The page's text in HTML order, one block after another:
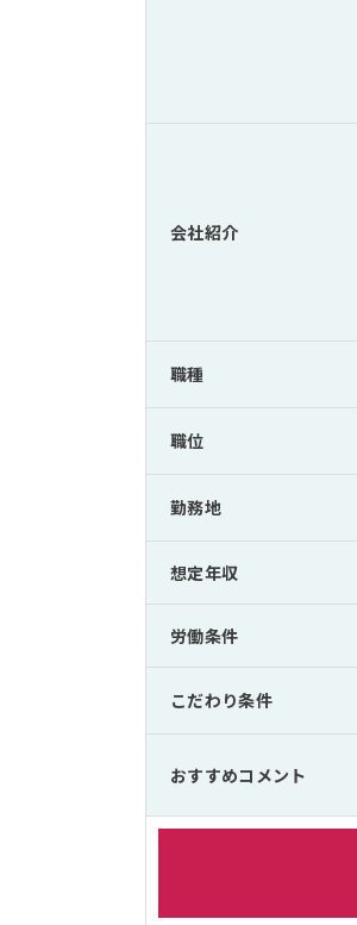
会社紹介
職種
職位
勤務地
想定年収
労働条件
こだわり条件
おすすめコメント